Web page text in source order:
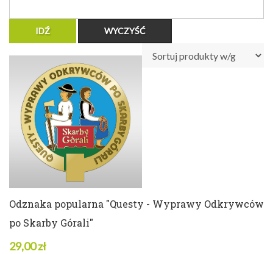
37 w magazynie
ZOBACZ SZCZEGÓŁY
Odznaka popularna "Questy - Wyprawy Odkrywców
po Skarby Górali"
29,00 zł